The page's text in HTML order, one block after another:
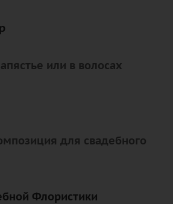
или в волосах
для свадебного
Флористики